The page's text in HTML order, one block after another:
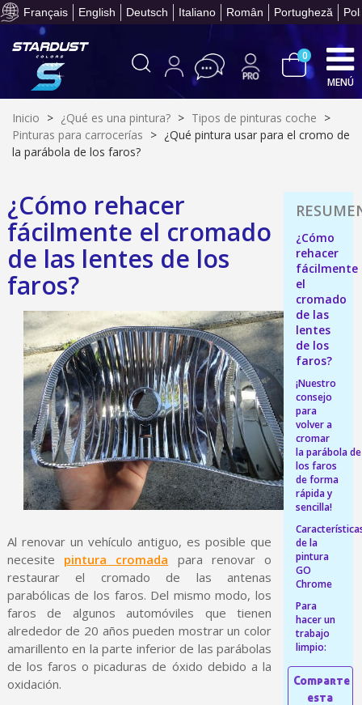
Français English Deutsch Italiano Român Portugheză
Paga en 4 plazos sin
Suscríbete al
Entrega en un
Paga en 4 plazos sin
Obtenga su presupuesto
Comparte tus
Gana puntos de
Devuelve los
5 € de descuento
Cupón de 10 € por
Suscríbete al
Entrega en un
Paga en 4 plazos sin
Obtenga su presupuesto
Comparte tus
Gana puntos de
Devuelve los
5 € de descuento
Cupón de 10 € por
Suscríbete al
0
MENÚ
Inicio > ¿Qué es una pintura? > Tipos de pinturas coche >
Pinturas para carrocerías > ¿Qué pintura usar para el cromo de
la parábola de los faros?
¿Cómo rehacer
fácilmente el cromado
de las lentes de los
faros?
Al renovar un vehículo antiguo, es posible que
necesite pintura cromada para renovar o
restaurar el cromado de las antenas
parabólicas de los faros. Del mismo modo, los
faros de algunos automóviles que tienen
alrededor de 20 años pueden mostrar un color
amarillento en la parte inferior de las parábolas
de los faros o picaduras de óxido debido a la
oxidación.
¿Cómo
rehacer
fácilmente
el
cromado
de las
lentes
de los
faros?
¡Nuestro
consejo
para
volver a
cromar
la parábola de
los faros
de forma
rápida y
sencilla!
de la
pintura
GO
Chrome
Para
hacer un
trabajo
limpio: